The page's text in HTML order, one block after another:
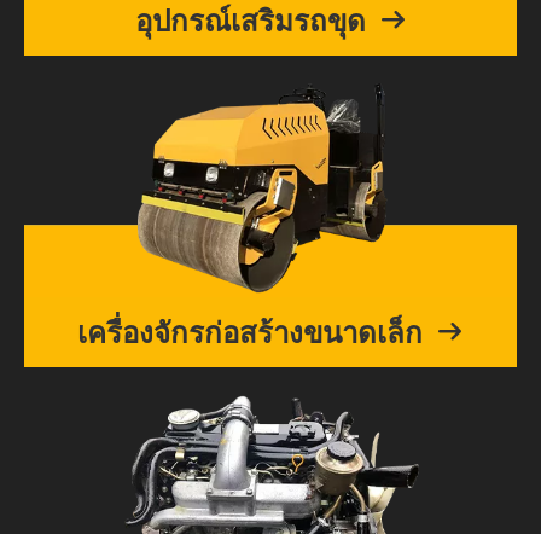
อุปกรณ์เสริมรถขุด
เครื่องจักรก่อสร้างขนาดเล็ก